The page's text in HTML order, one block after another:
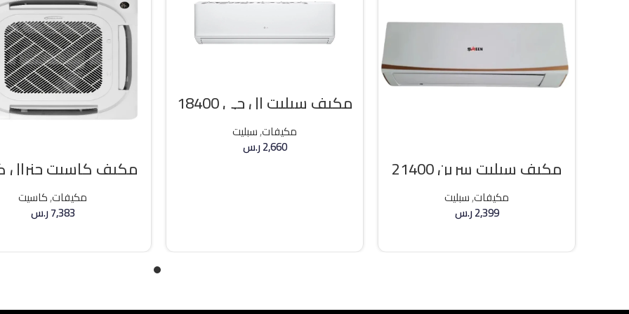
مكيف سبليت سرين 21400 وحده بارد
مكيفات,سبليت
2,399ر.س
مكيف سبليت ال جي 18400 وحده بارد
مكيفات,سبليت
2,660ر.س
مكيف كاسيت جنرال
36000 وحده حار / بارد
مكيفات,كاسيت
7,383ر.س